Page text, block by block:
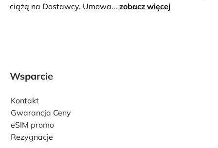
ciążą na Dostawcy. Umowa... zobacz więcej
Wsparcie
Kontakt
Gwarancja Ceny
eSIM promo
Rezygnacje